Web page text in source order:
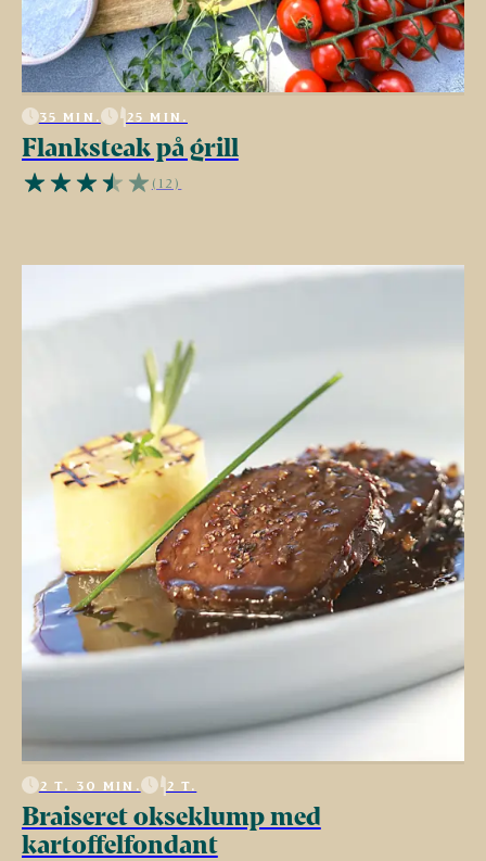
35 MIN. 25 MIN.
Flanksteak på grill
(12)
2 T. 30 MIN. 2 T.
Braiseret okseklump med
kartoffelfondant